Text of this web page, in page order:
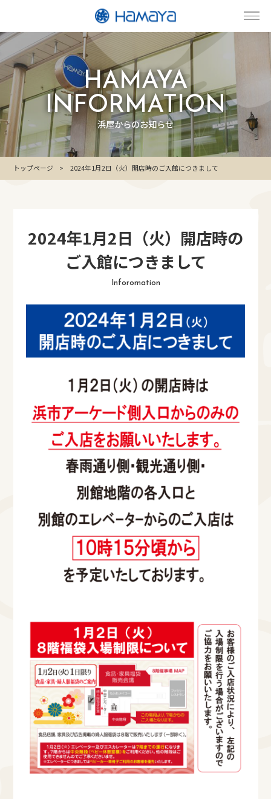
HAMAYA
INFORMATION
浜屋からのお知らせ
トップページ 2024年1月2日（火）開店時のご入館につきまして
2024年1月2日（火）開店時の
ご入館につきまして
Inforomation